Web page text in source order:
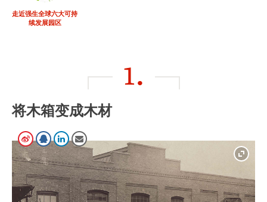
走近强生全球六大可持
续发展园区
1.
将木箱变成木材